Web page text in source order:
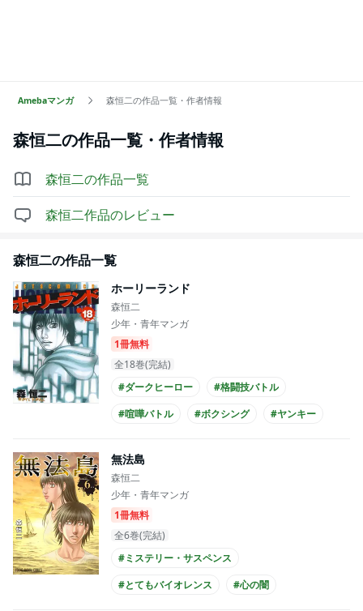
Amebaマンガ 森恒二の作品一覧・作者情報
森恒二の作品一覧・作者情報
森恒二の作品一覧
森恒二作品のレビュー
森恒二の作品一覧
ホーリーランド
森恒二
少年・青年マンガ
1冊無料
全18巻(完結)
#ダークヒーロー
#格闘技バトル
#喧嘩バトル
#ボクシング
#ヤンキー
#高校生
無法島
森恒二
少年・青年マンガ
1冊無料
全6巻(完結)
#ミステリー・サスペンス
#とてもバイオレンス
#心の闇